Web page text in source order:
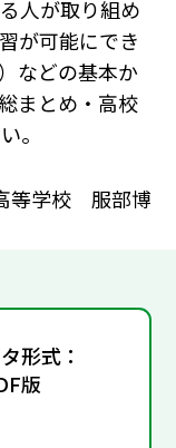
人が取り組め
が可能にでき
などの基本か
まとめ・高校
｡
等学校 服部博
形式：
版